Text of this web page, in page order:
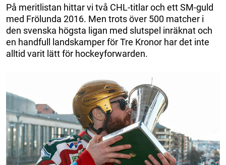
På meritlistan hittar vi två CHL-titlar och ett SM-guld
med Frölunda 2016. Men trots över 500 matcher i
den svenska högsta ligan med slutspel inräknat och
en handfull landskamper för Tre Kronor har det inte
alltid varit lätt för hockeyforwarden.